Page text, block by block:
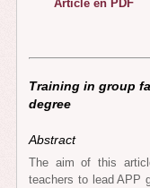
Article en PDF
Training in group
degree
Abstract
The aim of this
teachers to lead APP